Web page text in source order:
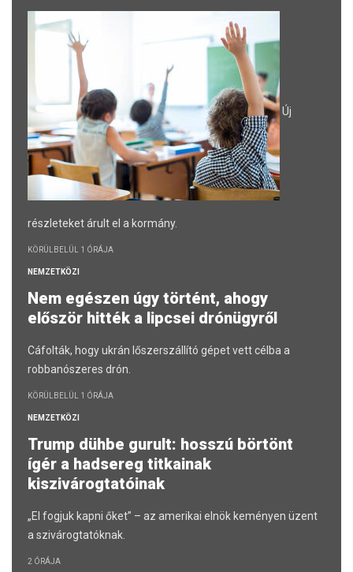
Új
részleteket árult el a kormány.
KÖRÜLBELÜL 1 ÓRÁJA
NEMZETKÖZI
Nem egészen úgy történt, ahogy
először hitték a lipcsei drónügyről
Cáfolták, hogy ukrán lőszerszállító gépet vett célba a
robbanószeres drón.
KÖRÜLBELÜL 1 ÓRÁJA
NEMZETKÖZI
Trump dühbe gurult: hosszú börtönt
ígér a hadsereg titkainak
kiszivárogtatóinak
„El fogjuk kapni őket” – az amerikai elnök keményen üzent
a szivárogtatóknak.
2 ÓRÁJA